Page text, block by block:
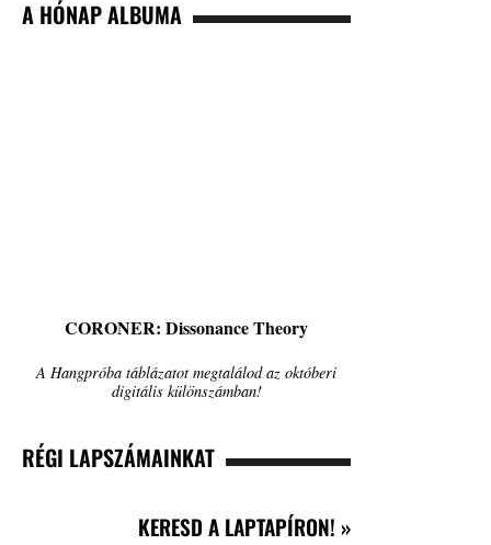
A HÓNAP ALBUMA
CORONER: Dissonance Theory
A Hangpróba táblázatot megtalálod az októberi
digitális különszámban!
RÉGI LAPSZÁMAINKAT
KERESD A LAPTAPÍRON! »